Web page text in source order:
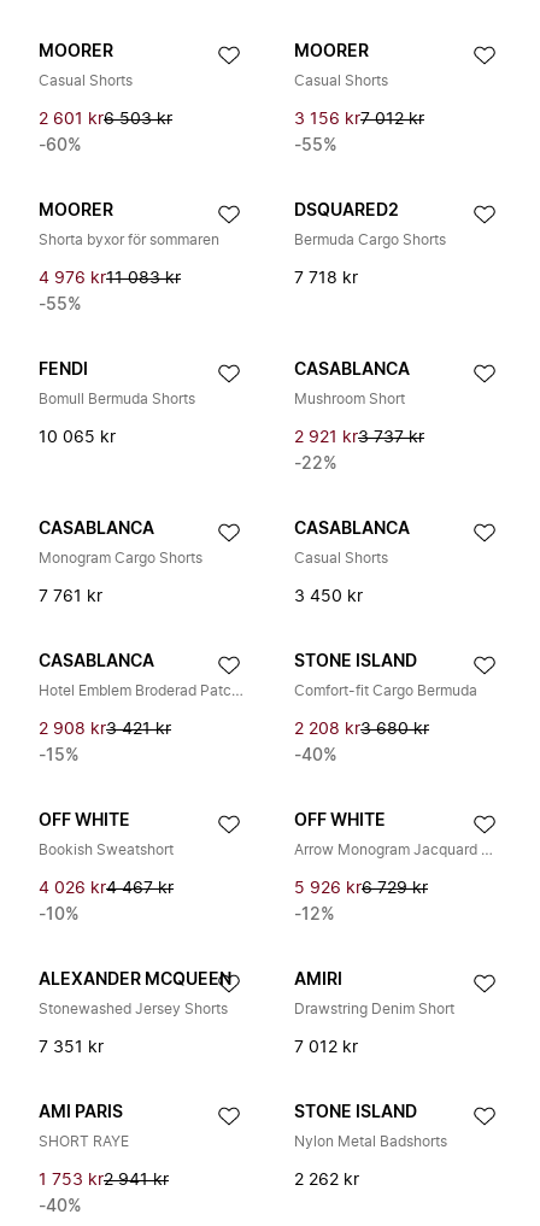
MOORER
Casual Shorts
2 601 kr6 503 kr
-60%
MOORER
Casual Shorts
3 156 kr7 012 kr
-55%
MOORER
Shorta byxor för sommaren
4 976 kr11 083 kr
-55%
DSQUARED2
Bermuda Cargo Shorts
7 718 kr
FENDI
Bomull Bermuda Shorts
10 065 kr
CASABLANCA
Mushroom Short
2 921 kr3 737 kr
-22%
CASABLANCA
Monogram Cargo Shorts
7 761 kr
CASABLANCA
Casual Shorts
3 450 kr
CASABLANCA
Hotel Emblem Broderad Patch Sweatshorts
2 908 kr3 421 kr
-15%
STONE ISLAND
Comfort-fit Cargo Bermuda
2 208 kr3 680 kr
-40%
OFF WHITE
Bookish Sweatshort
4 026 kr4 467 kr
-10%
OFF WHITE
Arrow Monogram Jacquard Bowling Shorts
5 926 kr6 729 kr
-12%
ALEXANDER MCQUEEN
Stonewashed Jersey Shorts
7 351 kr
AMIRI
Drawstring Denim Short
7 012 kr
AMI PARIS
SHORT RAYE
1 753 kr2 941 kr
-40%
STONE ISLAND
Nylon Metal Badshorts
2 262 kr